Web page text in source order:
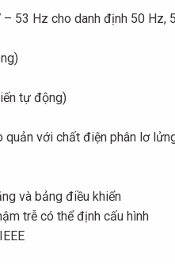
53 Hz cho danh định 50 Hz,
tự động)
với chất điện phân lơ
và bảng điều khiển
trễ có thể định cấu hình